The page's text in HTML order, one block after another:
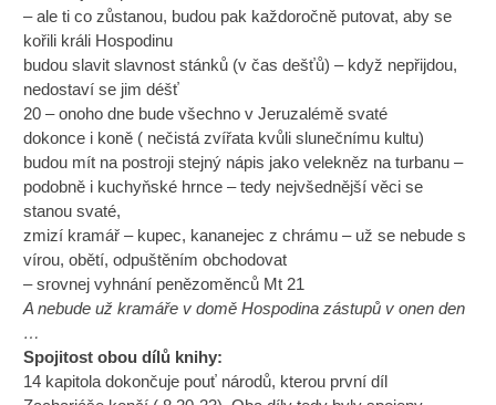
– ale ti co zůstanou, budou pak každoročně putovat, aby se
kořili králi Hospodinu
budou slavit slavnost stánků (v čas dešťů) – když nepřijdou,
nedostaví se jim déšť
20 – onoho dne bude všechno v Jeruzalémě svaté
dokonce i koně ( nečistá zvířata kvůli slunečnímu kultu)
budou mít na postroji stejný nápis jako velekněz na turbanu –
podobně i kuchyňské hrnce – tedy nejvšednější věci se
stanou svaté,
zmizí kramář – kupec, kananejec z chrámu – už se nebude s
vírou, obětí, odpuštěním obchodovat
– srovnej vyhnání penězoměnců Mt 21
A nebude už kramáře v domě Hospodina zástupů v onen den
…
Spojitost obou dílů knihy:
14 kapitola dokončuje pouť národů, kterou první díl